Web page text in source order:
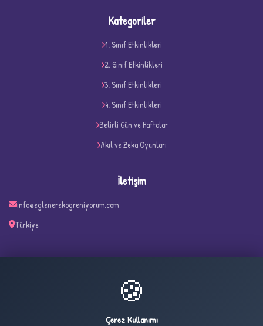
Kategoriler
1. Sınıf Etkinlikleri
2. Sınıf Etkinlikleri
3. Sınıf Etkinlikleri
4. Sınıf Etkinlikleri
Belirli Gün ve Haftalar
Akıl ve Zeka Oyunları
İletişim
info@eglenerekogreniyorum.com
Türkiye
🍪
Çerez Kullanımı